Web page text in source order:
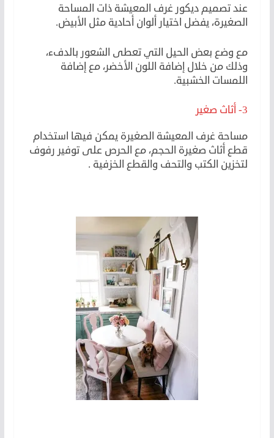
عند تصميم ديكور غرف المعيشة ذات المساحة
الصغيرة، يفضل اختيار ألوان أحادية مثل الأبيض.
مع وضع بعض الحيل التي تعطى الشعور بالدفء،
وذلك من خلال إضافة اللون الأخضر، مع إضافة
اللمسات الخشبية.
3- أثاث صغير
مساحة غرف المعيشة الصغيرة يمكن فيها استخدام
قطع أثاث صغيرة الحجم، مع الحرص على توفير رفوف
لتخزين الكتب والتحف والقطع الخزفية .